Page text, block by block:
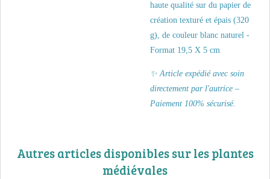
haute qualité sur du papier de
création texturé et épais (320
g), de couleur blanc naturel -
Format 19,5 X 5 cm
✨ Article expédié avec soin
directement par l'autrice –
Paiement 100% sécurisé.
Autres articles disponibles sur les plantes
médiévales